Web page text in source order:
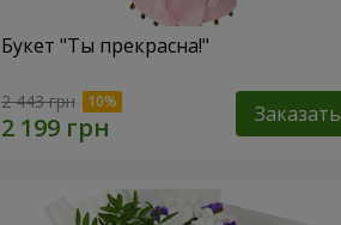
Букет "Ты прекрасна!"
2 443 грн Заказать